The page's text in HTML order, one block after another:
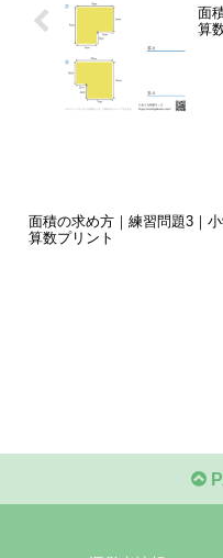
面
算
面積の求め方｜練習問題3｜小
算数プリント